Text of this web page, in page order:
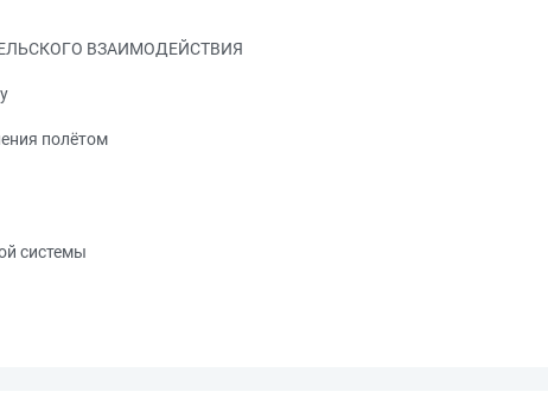
ВЗАИМОДЕЙСТВИЯ
полётом
системы